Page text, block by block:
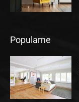
Popularne